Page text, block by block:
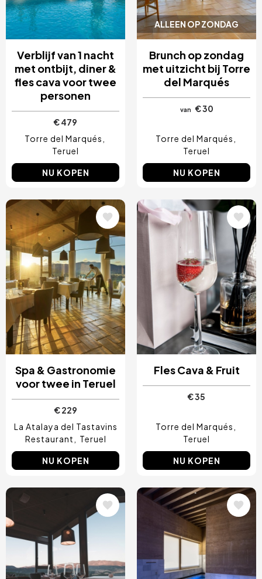
Verblijf van 1 nacht
met ontbijt, diner &
fles cava voor twee
personen
€ 479
Torre del Marqués
Teruel
NU KOPEN
ALLEEN OP ZONDAG
Brunch op zondag
met uitzicht bij Torre
del Marqués
van € 30
Torre del Marqués
Teruel
NU KOPEN
Afbeelding
Spa & Gastronomie
voor twee in Teruel
€ 229
La Atalaya del Tastavins
Restaurant
Teruel
NU KOPEN
Afbeelding
Fles Cava & Fruit
€ 35
Torre del Marqués
Teruel
NU KOPEN
Afbeelding Afbeelding